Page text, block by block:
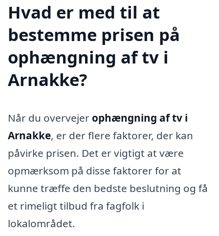
Hvad er med til at
bestemme prisen på
ophængning af tv i
Arnakke?
Når du overvejer ophængning af tv i
Arnakke, er der flere faktorer, der kan
påvirke prisen. Det er vigtigt at være
opmærksom på disse faktorer for at
kunne træffe den bedste beslutning og få
et rimeligt tilbud fra fagfolk i
lokalområdet.